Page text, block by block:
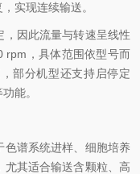
实现连续输送。
因此流量与转速呈线性
rpm，具体范围依型号而
部分机型还支持启停定
能。
谱系统进样、细胞培养
其适合输送含颗粒、高